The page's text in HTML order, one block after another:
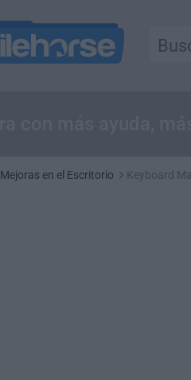
Mejoras en el Escritorio Keyboard